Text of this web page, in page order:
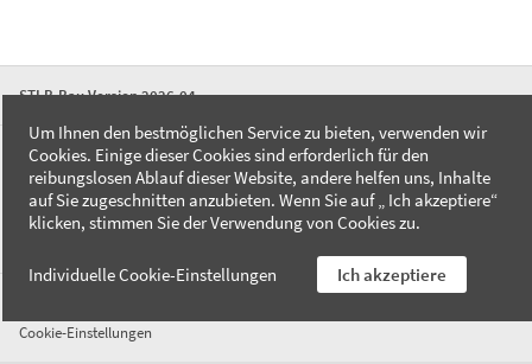
STLB-Bau Version 2026-04
FAQ
Kontakt
Datenschutzerklärung
Cookie-Einstellungen
Um Ihnen den bestmöglichen Service zu bieten, verwenden wir
Cookies. Einige dieser Cookies sind erforderlich für den
reibungslosen Ablauf dieser Website, andere helfen uns, Inhalte
auf Sie zugeschnitten anzubieten. Wenn Sie auf „ Ich akzeptiere“
klicken, stimmen Sie der Verwendung von Cookies zu.
Individuelle Cookie-Einstellungen Ich akzeptiere